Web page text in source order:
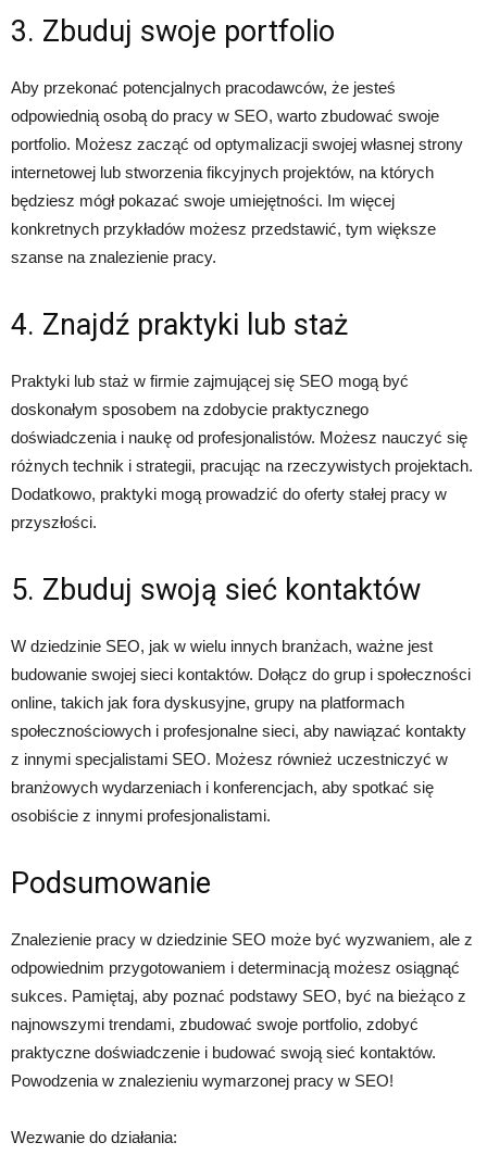
3. Zbuduj swoje portfolio
Aby przekonać potencjalnych pracodawców, że jesteś
odpowiednią osobą do pracy w SEO, warto zbudować swoje
portfolio. Możesz zacząć od optymalizacji swojej własnej strony
internetowej lub stworzenia fikcyjnych projektów, na których
będziesz mógł pokazać swoje umiejętności. Im więcej
konkretnych przykładów możesz przedstawić, tym większe
szanse na znalezienie pracy.
4. Znajdź praktyki lub staż
Praktyki lub staż w firmie zajmującej się SEO mogą być
doskonałym sposobem na zdobycie praktycznego
doświadczenia i naukę od profesjonalistów. Możesz nauczyć się
różnych technik i strategii, pracując na rzeczywistych projektach.
Dodatkowo, praktyki mogą prowadzić do oferty stałej pracy w
przyszłości.
5. Zbuduj swoją sieć kontaktów
W dziedzinie SEO, jak w wielu innych branżach, ważne jest
budowanie swojej sieci kontaktów. Dołącz do grup i społeczności
online, takich jak fora dyskusyjne, grupy na platformach
społecznościowych i profesjonalne sieci, aby nawiązać kontakty
z innymi specjalistami SEO. Możesz również uczestniczyć w
branżowych wydarzeniach i konferencjach, aby spotkać się
osobiście z innymi profesjonalistami.
Podsumowanie
Znalezienie pracy w dziedzinie SEO może być wyzwaniem, ale z
odpowiednim przygotowaniem i determinacją możesz osiągnąć
sukces. Pamiętaj, aby poznać podstawy SEO, być na bieżąco z
najnowszymi trendami, zbudować swoje portfolio, zdobyć
praktyczne doświadczenie i budować swoją sieć kontaktów.
Powodzenia w znalezieniu wymarzonej pracy w SEO!
Wezwanie do działania: